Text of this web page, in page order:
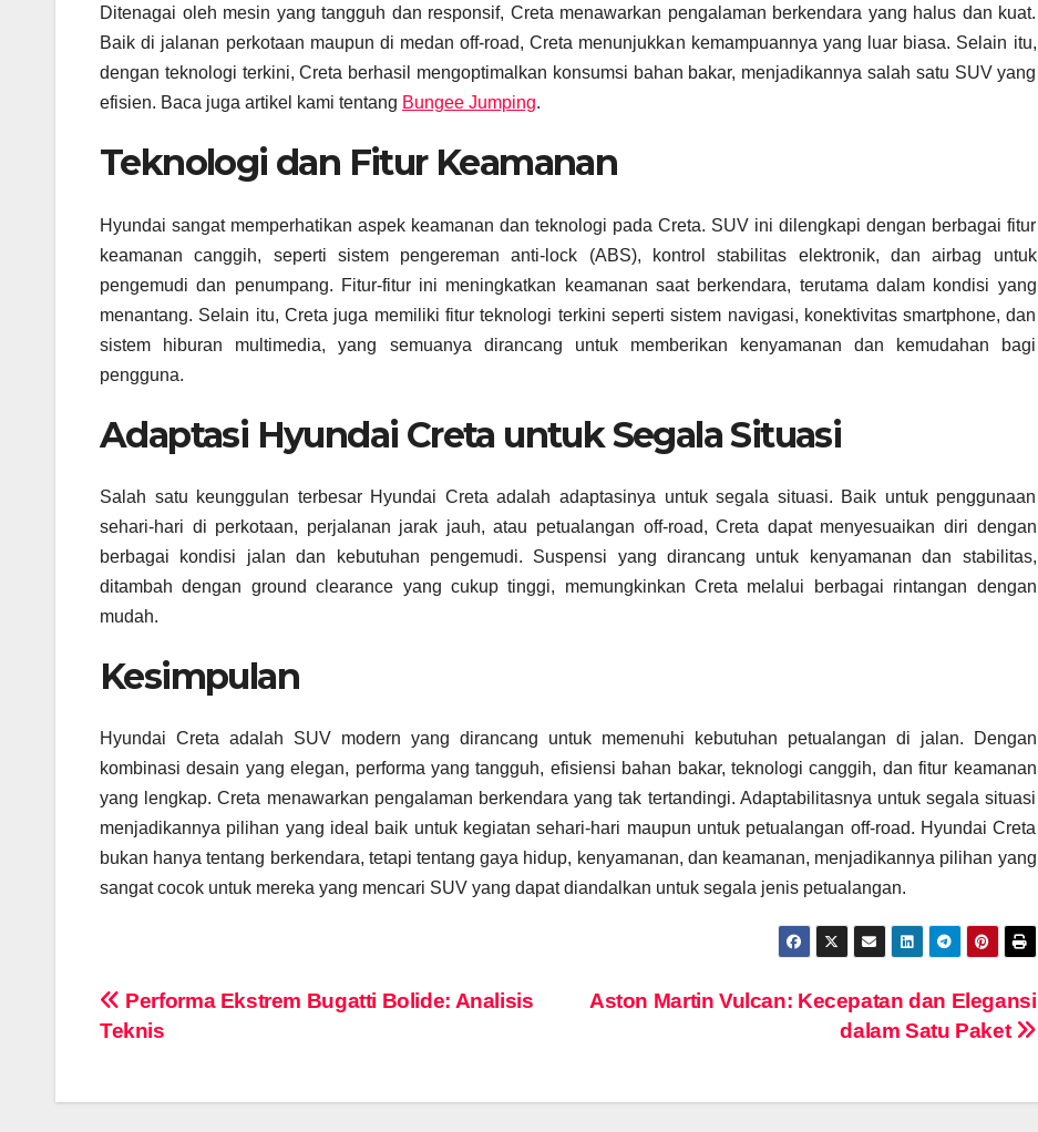
Ditenagai oleh mesin yang tangguh dan responsif, Creta menawarkan pengalaman berkendara yang halus dan kuat.
Baik di jalanan perkotaan maupun di medan off-road, Creta menunjukkan kemampuannya yang luar biasa. Selain itu,
dengan teknologi terkini, Creta berhasil mengoptimalkan konsumsi bahan bakar, menjadikannya salah satu SUV yang
efisien. Baca juga artikel kami tentang Bungee Jumping.
Teknologi dan Fitur Keamanan
Hyundai sangat memperhatikan aspek keamanan dan teknologi pada Creta. SUV ini dilengkapi dengan berbagai fitur
keamanan canggih, seperti sistem pengereman anti-lock (ABS), kontrol stabilitas elektronik, dan airbag untuk
pengemudi dan penumpang. Fitur-fitur ini meningkatkan keamanan saat berkendara, terutama dalam kondisi yang
menantang. Selain itu, Creta juga memiliki fitur teknologi terkini seperti sistem navigasi, konektivitas smartphone, dan
sistem hiburan multimedia, yang semuanya dirancang untuk memberikan kenyamanan dan kemudahan bagi
pengguna.
Adaptasi Hyundai Creta untuk Segala Situasi
Salah satu keunggulan terbesar Hyundai Creta adalah adaptasinya untuk segala situasi. Baik untuk penggunaan
sehari-hari di perkotaan, perjalanan jarak jauh, atau petualangan off-road, Creta dapat menyesuaikan diri dengan
berbagai kondisi jalan dan kebutuhan pengemudi. Suspensi yang dirancang untuk kenyamanan dan stabilitas,
ditambah dengan ground clearance yang cukup tinggi, memungkinkan Creta melalui berbagai rintangan dengan
mudah.
Kesimpulan
Hyundai Creta adalah SUV modern yang dirancang untuk memenuhi kebutuhan petualangan di jalan. Dengan
kombinasi desain yang elegan, performa yang tangguh, efisiensi bahan bakar, teknologi canggih, dan fitur keamanan
yang lengkap. Creta menawarkan pengalaman berkendara yang tak tertandingi. Adaptabilitasnya untuk segala situasi
menjadikannya pilihan yang ideal baik untuk kegiatan sehari-hari maupun untuk petualangan off-road. Hyundai Creta
bukan hanya tentang berkendara, tetapi tentang gaya hidup, kenyamanan, dan keamanan, menjadikannya pilihan yang
sangat cocok untuk mereka yang mencari SUV yang dapat diandalkan untuk segala jenis petualangan.
Navigasi
Aston Martin Vulcan: Kecepatan dan Elegansi
dalam Satu Paket
Performa Ekstrem Bugatti Bolide: Analisis
Teknis